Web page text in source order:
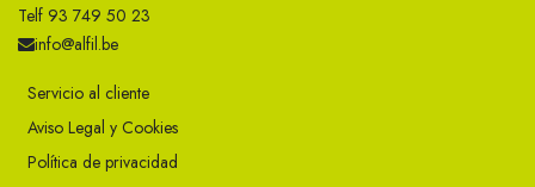
Telf 93 749 50 23
info@alfil.be
Servicio al cliente
Aviso Legal y Cookies
Política de privacidad